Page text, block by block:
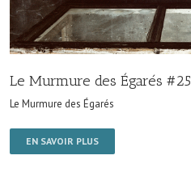
Le Murmure des Égarés #25
Le Murmure des Égarés
EN SAVOIR PLUS